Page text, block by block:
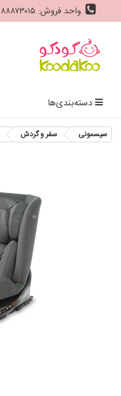
واحد فروش: ۸۸۸۷۳۰۱۵
دسته‌بندی‌ها
سیسمونی سفر و گردش